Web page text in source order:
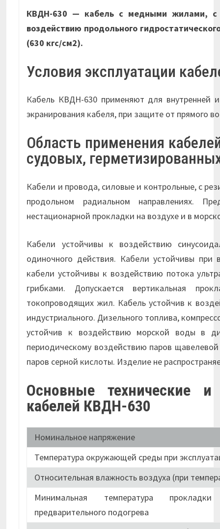
КВДН-630 — кабель с медными жилами, с
воздействию продольного
(630 кгс/см2).
Условия эксплуатации
Кабель КВДН-630 применяют для внутренней
экранирования кабеля, при защите от прямого
Область применения
судовых,
Кабели и провода, силовые и контрольные, с
продольном радиальном направлениях.
нестационарной прокладки на воздухе и в
Кабели устойчивы к воздействию
одиночного действия. Кабели устойчивы при
кабели устойчивы к воздействию потока
грибками. Допускается вертикальная
токопроводящих жил. Кабель устойчив к
индустриального. Дизельного топлива,
устойчив к воздействию морской воды в
периодическому воздействию паров
паров серной кислоты. Изделие не
Основные технические и
кабелей КВДН-630
Номинальное напряжение
Температура окружающей среды при
Относительная влажность воздуха (при
Минимальная температура
предварительного подогрева